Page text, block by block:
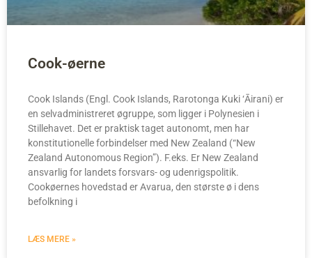
Cook-øerne
Cook Islands (Engl. Cook Islands, Rarotonga Kuki ‘Āirani) er
en selvadministreret øgruppe, som ligger i Polynesien i
Stillehavet. Det er praktisk taget autonomt, men har
konstitutionelle forbindelser med New Zealand (“New
Zealand Autonomous Region”). F.eks. Er New Zealand
ansvarlig for landets forsvars- og udenrigspolitik.
Cookøernes hovedstad er Avarua, den største ø i dens
befolkning i
LÆS MERE »